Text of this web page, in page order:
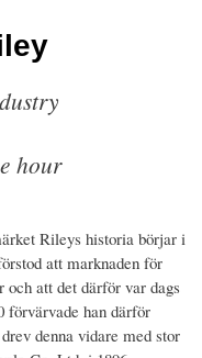
hour
Rileys historia börjar i
att marknaden för
och att det därför var dags
förvärvade han därför
denna vidare med stor